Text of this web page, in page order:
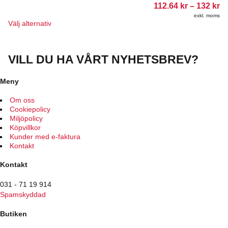
väljas
112.64 kr – 132 kr
exkl. moms
Välj alternativDen
flera
produktsidan
VILL DU HA VÅRT NYHETSBREV?
Meny
Om oss
Cookiepolicy
Miljöpolicy
Köpvillkor
Kunder med e-faktura
Kontakt
Kontakt
031 - 71 19 914
Spamskyddad
Butiken